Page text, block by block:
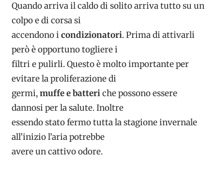
Quando arriva il caldo di solito arriva tutto su un
colpo e di corsa si
accendono i condizionatori. Prima di attivarli
però è opportuno togliere i
filtri e pulirli. Questo è molto importante per
evitare la proliferazione di
germi,muffe e batteriche possono essere
dannosi per la salute. Inoltre
essendo stato fermo tutta la stagione invernale
all’inizio l’aria potrebbe
avere un cattivo odore.